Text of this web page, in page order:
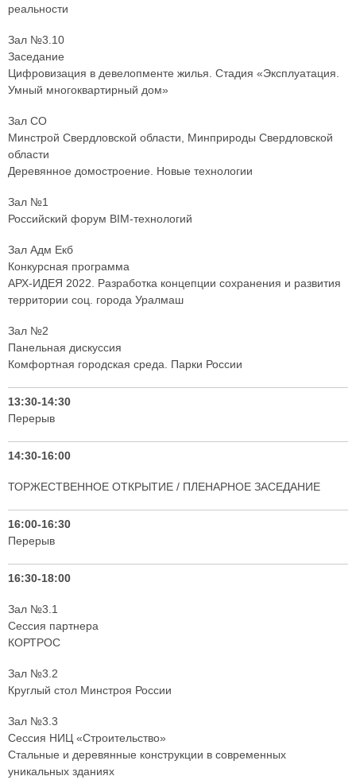
реальности
Зал №3.10
Заседание
Цифровизация в девелопменте жилья. Стадия «Эксплуатация.
Умный многоквартирный дом»
Зал СО
Минстрой Свердловской области, Минприроды Свердловской
области
Деревянное домостроение. Новые технологии
Зал №1
Российский форум BIM-технологий
Зал Адм Екб
Конкурсная программа
АРХ-ИДЕЯ 2022. Разработка концепции сохранения и развития
территории соц. города Уралмаш
Зал №2
Панельная дискуссия
Комфортная городская среда. Парки России
13:30-14:30
Перерыв
14:30-16:00
ТОРЖЕСТВЕННОЕ ОТКРЫТИЕ / ПЛЕНАРНОЕ ЗАСЕДАНИЕ
16:00-16:30
Перерыв
16:30-18:00
Зал №3.1
Сессия партнера
КОРТРОС
Зал №3.2
Круглый стол Минстроя России
Зал №3.3
Сессия НИЦ «Строительство»
Стальные и деревянные конструкции в современных
уникальных зданиях